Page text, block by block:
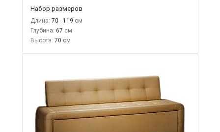
Набор размеров
Длина: 70 - 119
Глубина: 67
Высота: 70